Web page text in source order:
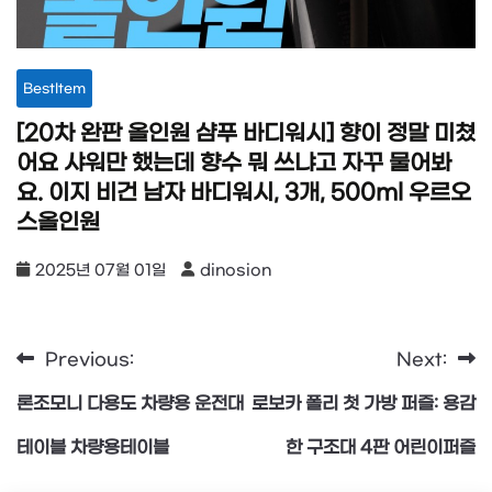
BestItem
[20차 완판 올인원 샴푸 바디워시] 향이 정말 미쳤
어요 샤워만 했는데 향수 뭐 쓰냐고 자꾸 물어봐
요. 이지 비건 남자 바디워시, 3개, 500ml 우르오
스올인원
2025년 07월 01일 dinosion
글
탐
Previous:
론조모니 다용도 차량용 운전대
테이블 차량용테이블
Next:
로보카 폴리 첫 가방 퍼즐: 용감
한 구조대 4판 어린이퍼즐